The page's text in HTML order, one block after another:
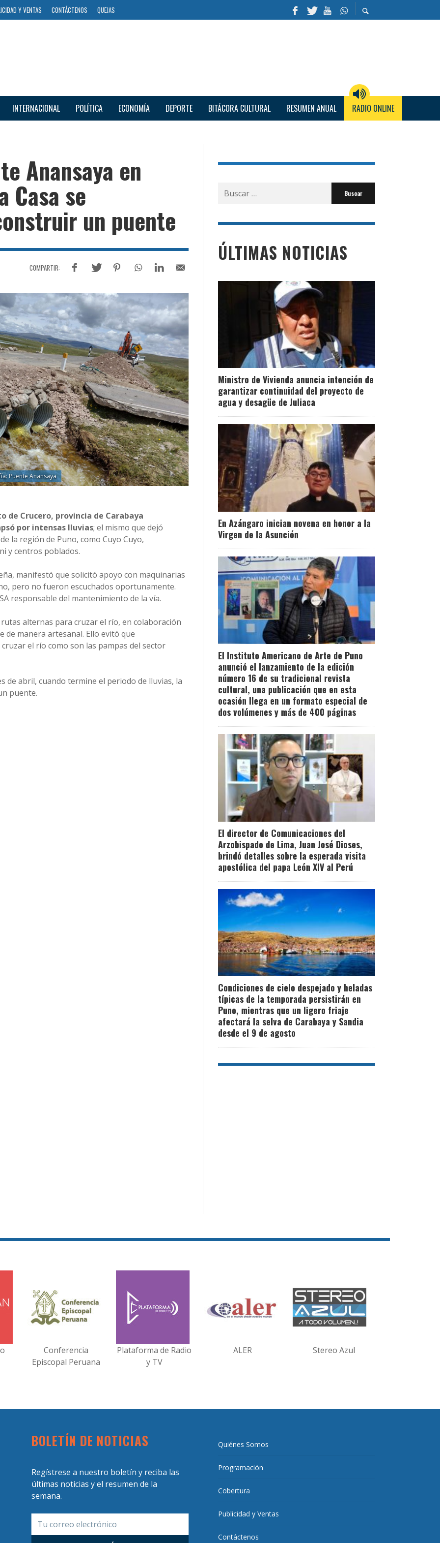
Y VENTAS CONTÁCTENOS QUEJAS
INTERNACIONAL POLÍTICA ECONOMÍA DEPORTE BITÁCORA CULTURAL RESUMEN ANUAL RADIO ONLINE
Anansaya en
Casa se
un puente
Puente Anansaya
de Crucero, provincia de Carabaya
por intensas lluvias; el mismo que dejó
la región de Puno, como Cuyo Cuyo,
y centros poblados.
manifestó que solicitó apoyo con maquinarias
pero no fueron escuchados oportunamente.
responsable del mantenimiento de la vía.
alternas para cruzar el río, en colaboración
manera artesanal. Ello evitó que
el río como son las pampas del sector
de abril, cuando termine el periodo de lluvias, la
puente.
Buscar
por:
ÚLTIMAS NOTICIAS
Ministro de Vivienda anuncia intención de
garantizar continuidad del proyecto de
agua y desagüe de Juliaca
En Azángaro inician novena en honor a la
Virgen de la Asunción
El Instituto Americano de Arte de Puno
anunció el lanzamiento de la edición
número 16 de su tradicional revista
cultural, una publicación que en esta
ocasión llega en un formato especial de
dos volúmenes y más de 400 páginas
El director de Comunicaciones del
Arzobispado de Lima, Juan José Dioses,
brindó detalles sobre la esperada visita
apostólica del papa León XIV al Perú
Condiciones de cielo despejado y heladas
típicas de la temporada persistirán en
Puno, mientras que un ligero friaje
afectará la selva de Carabaya y Sandia
desde el 9 de agosto
Conferencia
Episcopal Peruana
Plataforma de Radio
y TV
ALER Stereo Azul
BOLETÍN DE NOTICIAS
Regístrese a nuestro boletín y reciba las
últimas noticias y el resumen de la
semana.
Quiénes Somos
Programación
Cobertura
Publicidad y Ventas
Contáctenos